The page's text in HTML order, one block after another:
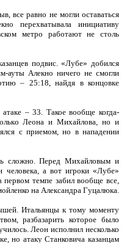
все равно не могли оставаться
перехватывала инициативу
метро работают не столь
подвис. «Лубе» добился
ауты Алекно ничего не смогли
– 25:18, найдя в концовке
– 33. Такое вообще когда-
Леона и Михайлова, но и
с приемом, но в нападении
сложно. Перед Михайловым и
человека, а вот игроки «Лубе»
первом темпе забил вообще все,
на Александра Гуцалюка.
Итальянцы к тому моменту
разбазарить которое было
Леон исполнил несколько
но атаку Станковича казанцам